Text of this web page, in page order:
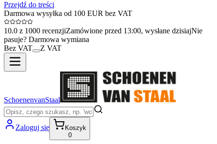
Przejdź do treści
Darmowa wysyłka od 100 EUR bez VAT
10.0 z 1000 recenzjiZamówione przed 13:00, wysłane dzisiajNie
pasuje? Darmowa wymiana
Bez VAT
Z VAT
SchoenenvanStaal
Zaloguj się
Koszyk
0